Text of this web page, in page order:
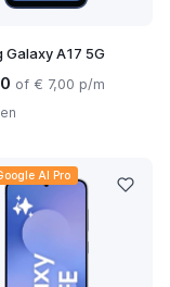
Galaxy A17 5G
of € 7,00 p/m
AI Pro